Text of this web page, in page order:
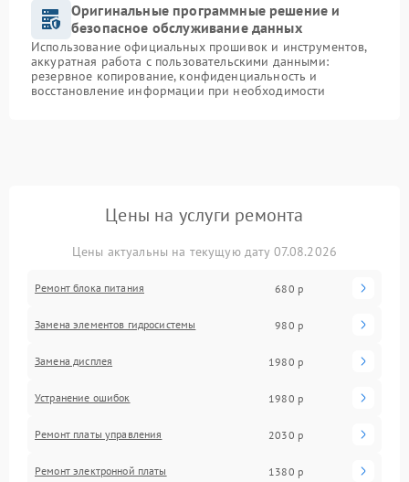
Оригинальные программные решение и
безопасное обслуживание данных
Использование официальных прошивок и инструментов,
аккуратная работа с пользовательскими данными:
резервное копирование, конфиденциальность и
восстановление информации при необходимости
Цены на услуги ремонта
Цены актуальны на текущую дату 07.08.2026
Ремонт блока питания 680 р
Замена элементов гидросистемы 980 р
Замена дисплея 1980 р
Устранение ошибок 1980 р
Ремонт платы управления 2030 р
Ремонт электронной платы 1380 р